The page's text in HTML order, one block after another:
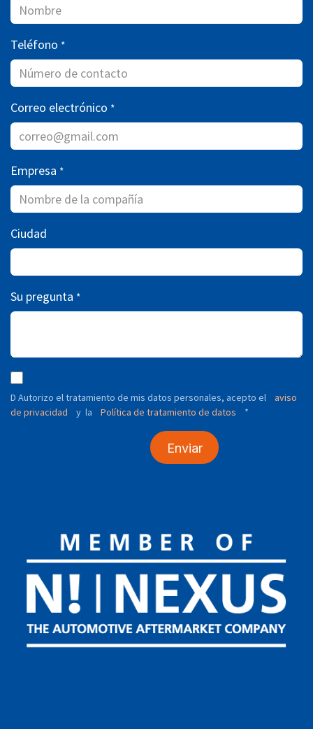
Teléfono *
Correo electrónico *
Empresa *
Ciudad
Su pregunta *
D Autorizo ​​el tratamiento de mis datos personales, acepto el
aviso
de privacidad
y la Política de tratamiento de datos *
Enviar